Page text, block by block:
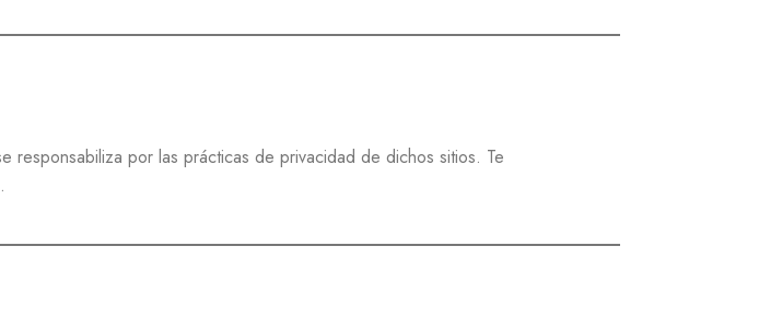
responsabiliza por las prácticas de privacidad de dichos sitios. Te